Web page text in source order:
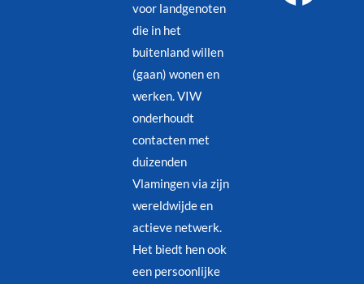
voor landgenoten
die in het
buitenland willen
(gaan) wonen en
werken. VIW
onderhoudt
contacten met
duizenden
Vlamingen via zijn
wereldwijde en
actieve netwerk.
Het biedt hen ook
een persoonlijke